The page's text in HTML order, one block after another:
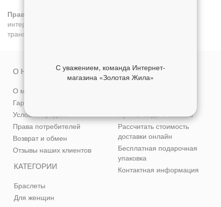
Православные кольца золотые
интернет-магазине с доставкой по Москве, а также
транспортными компаниями по всем городам России.
КАТЕГОРИИ
Браслеты
Для женщин
О НАС
О магазине
Гарантия качества
Условия продажи
Права потребителей
Возврат и обмен
Отзывы наших клиентов
СЕРВИС
Пункты выдачи заказов
Рассчитать стоимость
доставки онлайн
Бесплатная подарочная
упаковка
Контактная информация
С уважением, команда Интернет-
магазина «Золотая Жила»